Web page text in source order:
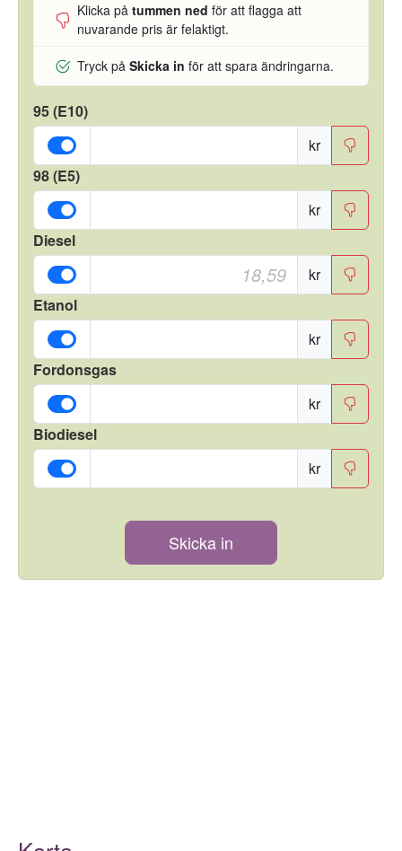
Klicka på tummen ned för att flagga att
nuvarande pris är felaktigt.
Tryck på Skicka in för att spara ändringarna.
95 (E10)
kr
98 (E5)
kr
Diesel
kr
Etanol
kr
Fordonsgas
kr
Biodiesel
kr
Skicka in